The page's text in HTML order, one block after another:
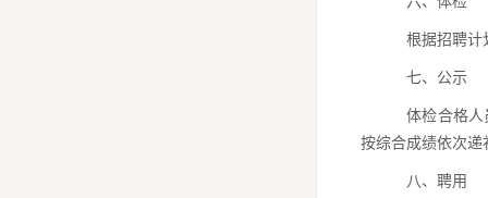
根据招聘计
七、公示
体检合格
按综合成绩依次递
八、聘用